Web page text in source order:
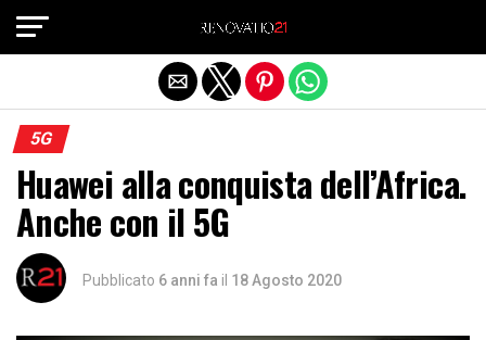
5G
Huawei alla conquista dell’Africa.
Anche con il 5G
Pubblicato 6 anni fa il 18 Agosto 2020
Exit mobile version